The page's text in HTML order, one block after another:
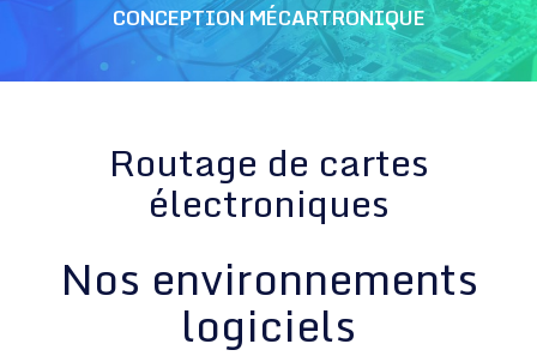
CONCEPTION MÉCARTRONIQUE
Routage de cartes
électroniques
Nos environnements
logiciels